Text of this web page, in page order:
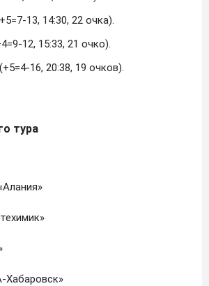
13, 14:30, 22 очка).
12, 15:33, 21 очко).
16, 20:38, 19 очков).
тура